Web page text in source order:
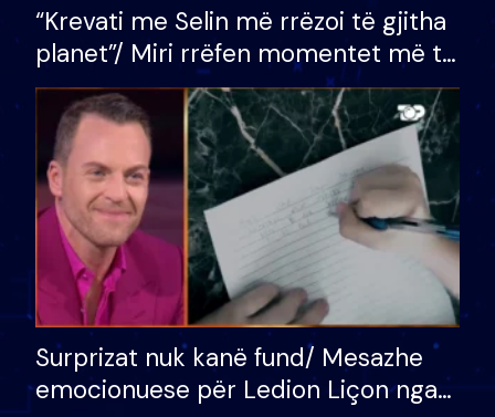
“Krevati me Selin më rrëzoi të gjitha
planet”/ Miri rrëfen momentet më të
bukura në shtëpinë e BB VIP: Do më
mungojë zilja e mëngjesit kur…
Surprizat nuk kanë fund/ Mesazhe
emocionuese për Ledion Liçon nga